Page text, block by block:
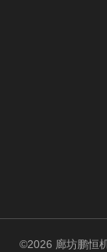
©2026 廊坊鹏恒